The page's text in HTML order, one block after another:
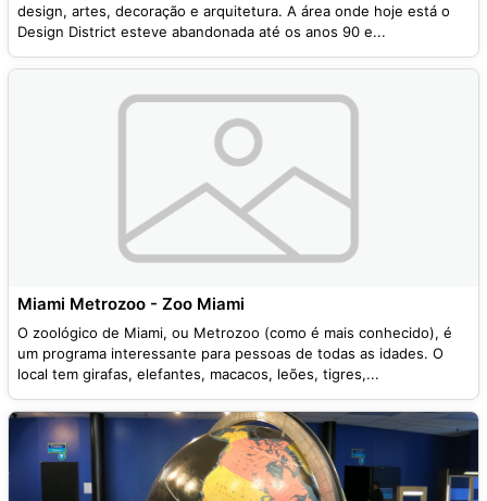
design, artes, decoração e arquitetura. A área onde hoje está o
Design District esteve abandonada até os anos 90 e...
Miami Metrozoo - Zoo Miami
O zoológico de Miami, ou Metrozoo (como é mais conhecido), é
um programa interessante para pessoas de todas as idades. O
local tem girafas, elefantes, macacos, leões, tigres,...